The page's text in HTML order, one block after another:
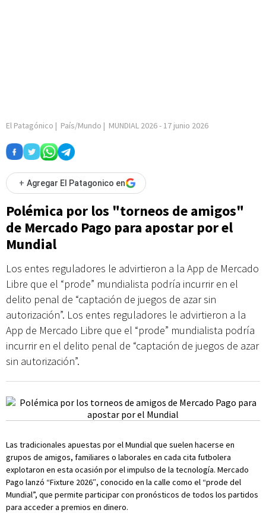
El Patagónico | País/Mundo | MUNDIAL 2026- 17 junio 2026
+ Agregar El Patagonico en
Polémica por los "torneos de amigos"
de Mercado Pago para apostar por el
Mundial
Los entes reguladores le advirtieron a la App de Mercado
Libre que el “prode” mundialista podría incurrir en el
delito penal de “captación de juegos de azar sin
autorización”. Los entes reguladores le advirtieron a la
App de Mercado Libre que el “prode” mundialista podría
incurrir en el delito penal de “captación de juegos de azar
sin autorización”.
Las tradicionales apuestas por el Mundial que suelen hacerse en
grupos de amigos, familiares o laborales en cada cita futbolera
explotaron en esta ocasión por el impulso de la tecnología. Mercado
Pago lanzó “Fixture 2026″, conocido en la calle como el “prode del
Mundial”, que permite participar con pronósticos de todos los partidos
para acceder a premios en dinero.